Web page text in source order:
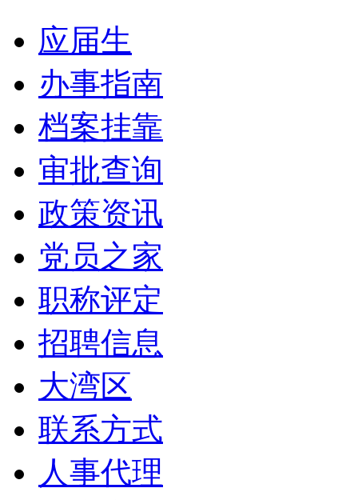
应届生
办事指南
档案挂靠
审批查询
政策资讯
党员之家
职称评定
招聘信息
大湾区
联系方式
人事代理